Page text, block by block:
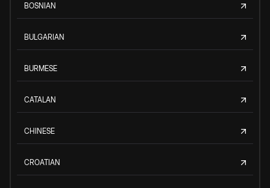
BOSNIAN
BULGARIAN
BURMESE
CATALAN
CHINESE
CROATIAN